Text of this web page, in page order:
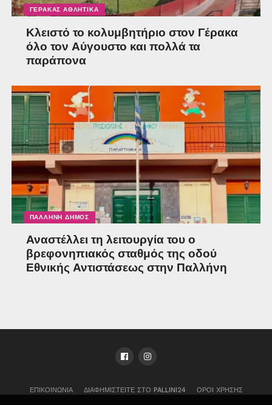
ΓΈΡΑΚΑΣ ΑΘΛΗΤΙΚΆ
Κλειστό το κολυμβητήριο στον Γέρακα
όλο τον Αύγουστο και πολλά τα
παράπονα
ΠΑΛΛΉΝΗ ΔΉΜΟΣ
Αναστέλλει τη λειτουργία του ο
βρεφονηπιακός σταθμός της οδού
Εθνικής Αντιστάσεως στην Παλλήνη
ΕΠΙΚΟΙΝΩΝΊΑ ΔΙΑΦΗΜΙΣΤΕΊΤΕ ΣΤΟ PALLINI24 ΌΡΟΙ ΧΡΉΣΗΣ